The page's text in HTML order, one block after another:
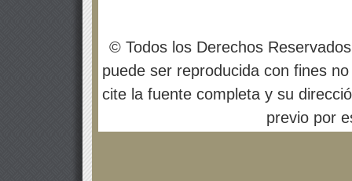
© Todos los Derechos
puede ser reproducida con fines
cite la fuente completa y su
previo por